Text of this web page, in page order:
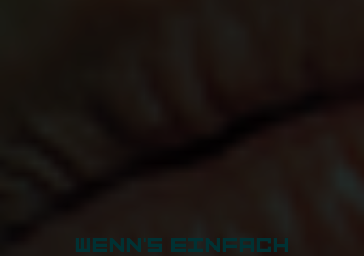
WENN'S EINFACH